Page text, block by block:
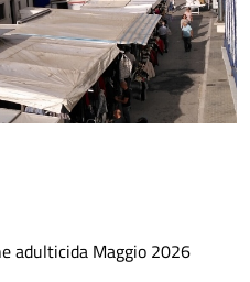
adulticida Maggio 2026